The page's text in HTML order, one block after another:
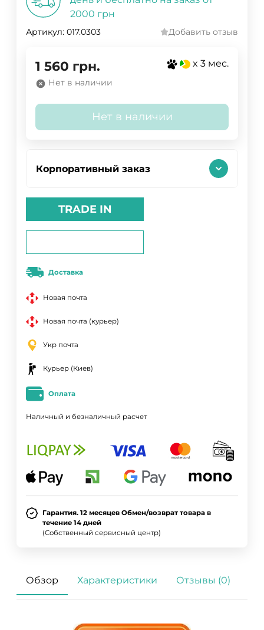
2000 грн
Артикул: 017.0303 Добавить отзыв
1 560 грн. x 3 мес.
Нет в наличии
Нет в наличии
Корпоративный заказ
TRADE IN
Доставка
Новая почта
Новая почта (курьер)
Укр почта
Курьер (Киев)
Оплата
Наличный и безналичный расчет
Гарантия. 12 месяцев Обмен/возврат товара в
течение 14 дней
(Собственный сервисный центр)
Обзор Характеристики Отзывы (0)